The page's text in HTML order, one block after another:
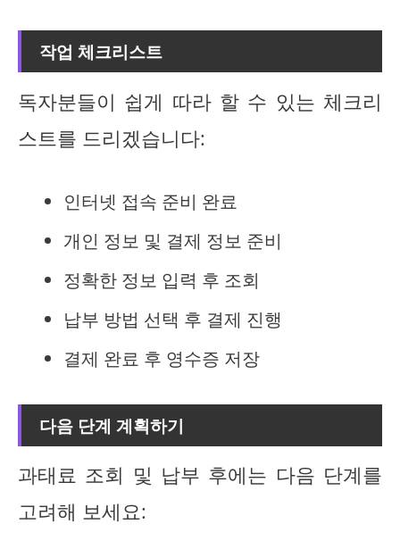
작업 체크리스트
독자분들이 쉽게 따라 할 수 있는 체크리
스트를 드리겠습니다:
인터넷 접속 준비 완료
개인 정보 및 결제 정보 준비
정확한 정보 입력 후 조회
납부 방법 선택 후 결제 진행
결제 완료 후 영수증 저장
다음 단계 계획하기
과태료 조회 및 납부 후에는 다음 단계를
고려해 보세요: